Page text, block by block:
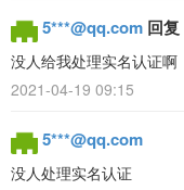
5***@qq.com 回复
没人给我处理实名认证啊
2021-04-19 09:15
5***@qq.com
没人处理实名认证